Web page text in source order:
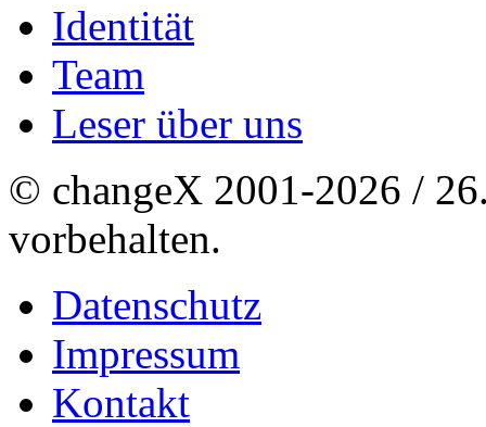
Identität
Team
Leser über uns
© changeX 2001-2026 /
vorbehalten.
Datenschutz
Impressum
Kontakt